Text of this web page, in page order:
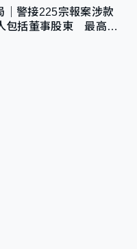
｜警接225宗報案涉款
包括董事股東 最高金